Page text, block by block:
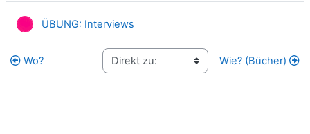
ÜBUNG: Interviews
Wo? Wie? (Bücher)